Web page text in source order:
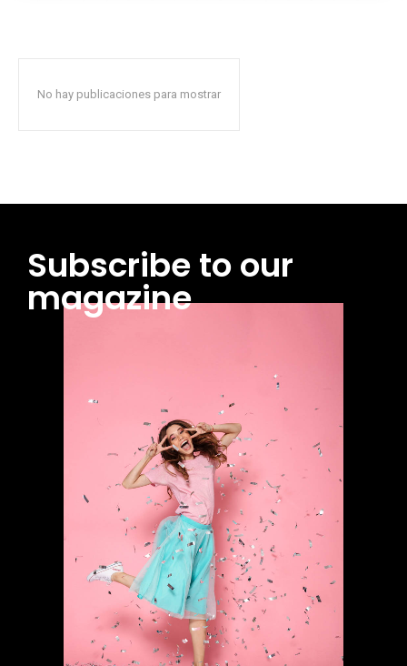
No hay publicaciones para mostrar
Subscribe to our
magazine